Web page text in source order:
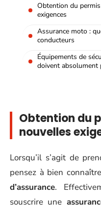
Obtention du
exigences
Assurance moto :
conducteurs
Équipements de
doivent absolument
Obtention du
nouvelles
Lorsqu’il s’agit de
pensez à bien
d’assurance.
souscrire une